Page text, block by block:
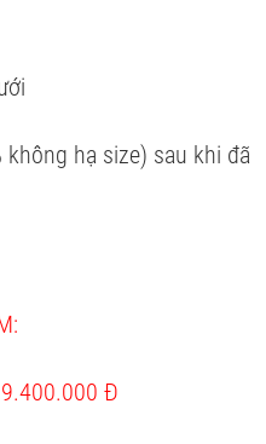
hạ size) sau khi đã
Đ